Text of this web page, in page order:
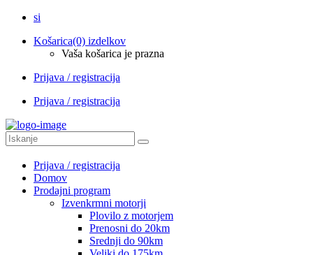
si
Košarica(0) izdelkov
Vaša košarica je prazna
Prijava / registracija
Prijava / registracija
Prijava / registracija
Domov
Prodajni program
Izvenkrmni motorji
Plovilo z motorjem
Prenosni do 20km
Srednji do 90km